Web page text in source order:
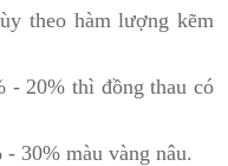
theo hàm lượng kẽm
- 20% thì đồng thau có
30% màu vàng nâu.